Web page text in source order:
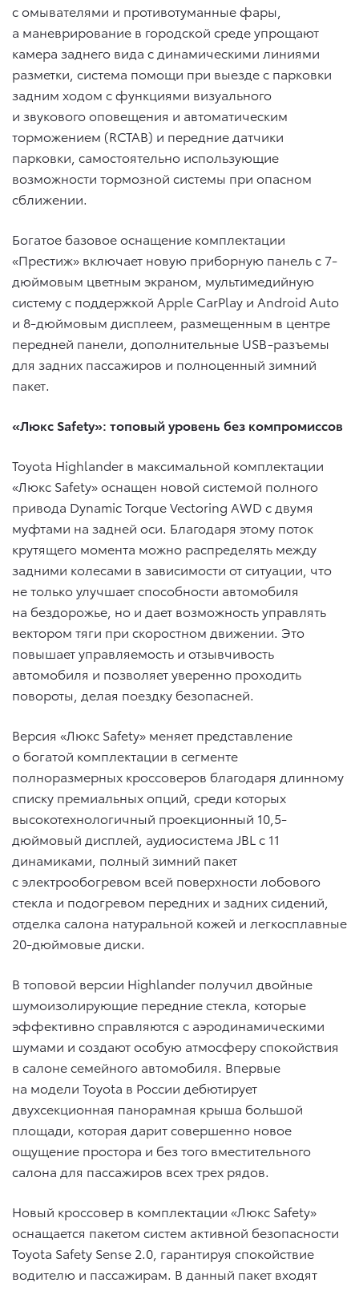
с омывателями и противотуманные фары,
а маневрирование в городской среде упрощают
камера заднего вида с динамическими линиями
разметки, система помощи при выезде с парковки
задним ходом с функциями визуального
и звукового оповещения и автоматическим
торможением (RCTAB) и передние датчики
парковки, самостоятельно использующие
возможности тормозной системы при опасном
сближении.
Богатое базовое оснащение комплектации
«Престиж» включает новую приборную панель с 7-
дюймовым цветным экраном, мультимедийную
систему с поддержкой Apple CarPlay и Android Auto
и 8-дюймовым дисплеем, размещенным в центре
передней панели, дополнительные USB-разъемы
для задних пассажиров и полноценный зимний
пакет.
«Люкс Safety»: топовый уровень без компромиссов
Toyota Highlander в максимальной комплектации
«Люкс Safety» оснащен новой системой полного
привода Dynamic Torque Vectoring AWD с двумя
муфтами на задней оси. Благодаря этому поток
крутящего момента можно распределять между
задними колесами в зависимости от ситуации, что
не только улучшает способности автомобиля
на бездорожье, но и дает возможность управлять
вектором тяги при скоростном движении. Это
повышает управляемость и отзывчивость
автомобиля и позволяет уверенно проходить
повороты, делая поездку безопасней.
Версия «Люкс Safety» меняет представление
о богатой комплектации в сегменте
полноразмерных кроссоверов благодаря длинному
списку премиальных опций, среди которых
высокотехнологичный проекционный 10,5-
дюймовый дисплей, аудиосистема JBL с 11
динамиками, полный зимний пакет
с электрообогревом всей поверхности лобового
стекла и подогревом передних и задних сидений,
отделка салона натуральной кожей и легкосплавные
20-дюймовые диски.
В топовой версии Highlander получил двойные
шумоизолирующие передние стекла, которые
эффективно справляются с аэродинамическими
шумами и создают особую атмосферу спокойствия
в салоне семейного автомобиля. Впервые
на модели Toyota в России дебютирует
двухсекционная панорамная крыша большой
площади, которая дарит совершенно новое
ощущение простора и без того вместительного
салона для пассажиров всех трех рядов.
Новый кроссовер в комплектации «Люкс Safety»
оснащается пакетом систем активной безопасности
Toyota Safety Sense 2.0, гарантируя спокойствие
водителю и пассажирам. В данный пакет входят